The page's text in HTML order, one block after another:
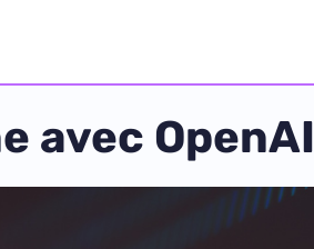
avec OpenAI